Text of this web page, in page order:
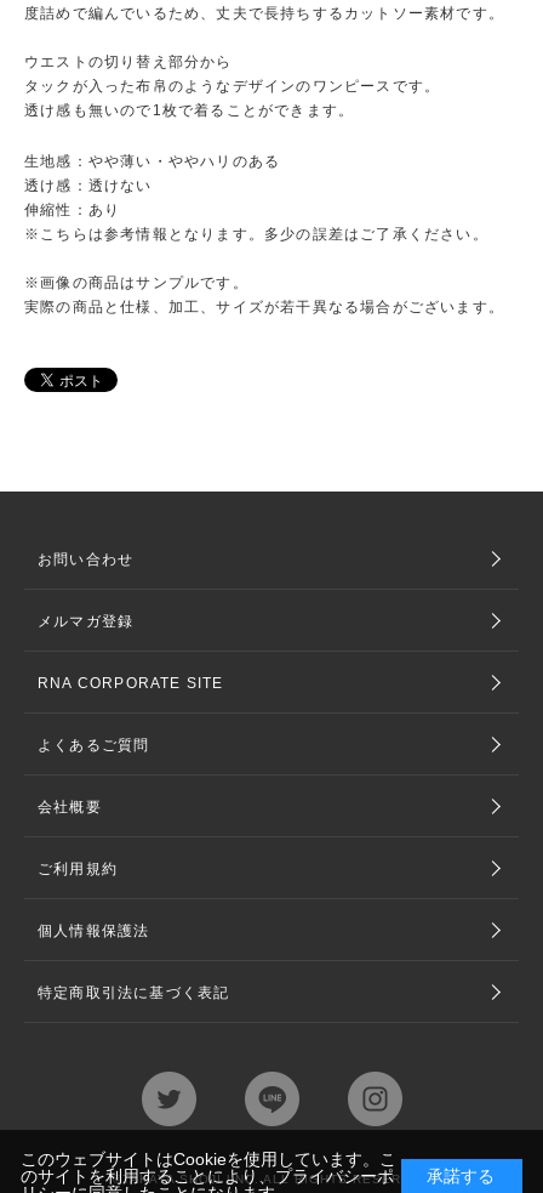
度詰めで編んでいるため、丈夫で長持ちするカットソー素材です。
ウエストの切り替え部分から
タックが入った布帛のようなデザインのワンピースです。
透け感も無いので1枚で着ることができます。
生地感：やや薄い・ややハリのある
透け感：透けない
伸縮性：あり
※こちらは参考情報となります。多少の誤差はご了承ください。
※画像の商品はサンプルです。
実際の商品と仕様、加工、サイズが若干異なる場合がございます。
お問い合わせ
メルマガ登録
RNA CORPORATE SITE
よくあるご質問
会社概要
ご利用規約
個人情報保護法
特定商取引法に基づく表記
©TAKAYA SHOJI LNC. ALL RIGHTS RESERVED
このウェブサイトはCookieを使用しています。こ
のサイトを利用することにより、プライバシーポ
承諾する